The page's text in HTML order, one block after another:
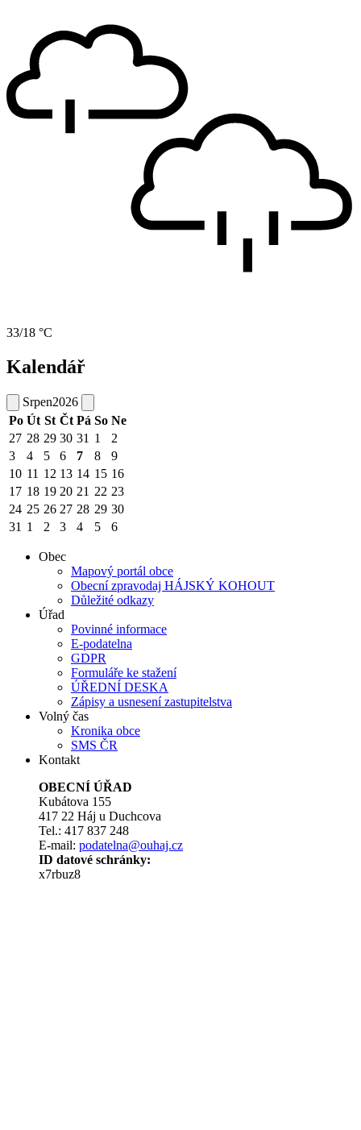
33/18 °C
Kalendář
Srpen2026
Po Út St Čt Pá So Ne
27 28 29 30 31 1
2
3
4 5 6 7 8
9
10 11 12 13 14 15 16
17 18 19 20 21 22 23
24 25 26 27 28 29 30
31 1 2 3 4 5 6
Obec
Mapový portál obce
Obecní zpravodaj HÁJSKÝ KOHOUT
Důležité odkazy
Úřad
Povinné informace
E-podatelna
GDPR
Formuláře ke stažení
ÚŘEDNÍ DESKA
Zápisy a usnesení zastupitelstva
Volný čas
Kronika obce
SMS ČR
Kontakt
OBECNÍ ÚŘAD
Kubátova 155
417 22 Háj u Duchcova
Tel.: 417 837 248
E-mail: podatelna@ouhaj.cz
ID datové schránky:
x7rbuz8